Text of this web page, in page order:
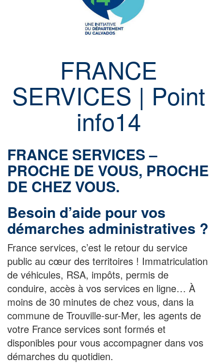
FRANCE
SERVICES | Point
info14
FRANCE SERVICES –
PROCHE DE VOUS, PROCHE
DE CHEZ VOUS.
Besoin d’aide pour vos
démarches administratives ?
France services, c’est le retour du service
public au cœur des territoires ! Immatriculation
de véhicules, RSA, impôts, permis de
conduire, accès à vos services en ligne… À
moins de 30 minutes de chez vous, dans la
commune de Trouville-sur-Mer, les agents de
votre France services sont formés et
disponibles pour vous accompagner dans vos
démarches du quotidien.